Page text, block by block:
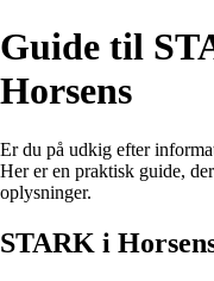
Guide til
Horsens
Er du på udkig efter
Her er en praktisk guide,
oplysninger.
STARK i